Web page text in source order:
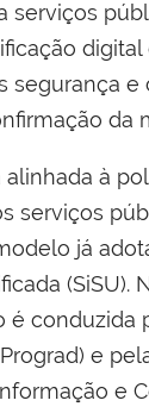
serviços
digital
segurança e
da
alinhada à
serviços
já
(SiSU).
é conduzida
e
e